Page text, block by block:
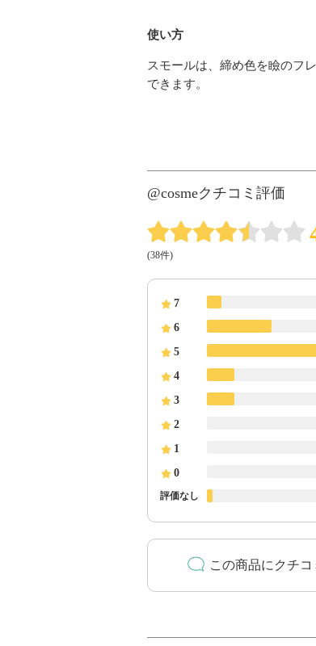
使い方
スモールは、締め色を瞼のフ
できます。
@cosmeクチコミ評価
(38件)
7
6
5
4
3
2
1
0
評価なし
この商品にクチコ